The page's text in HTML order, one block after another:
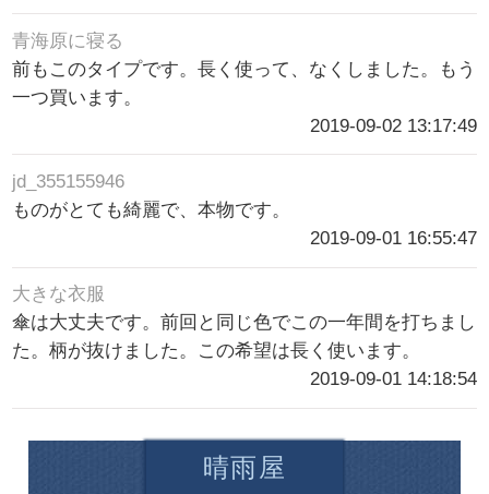
青海原に寝る
前もこのタイプです。長く使って、なくしました。もう
一つ買います。
2019-09-02 13:17:49
jd_355155946
ものがとても綺麗で、本物です。
2019-09-01 16:55:47
大きな衣服
傘は大丈夫です。前回と同じ色でこの一年間を打ちまし
た。柄が抜けました。この希望は長く使います。
2019-09-01 14:18:54
晴雨屋